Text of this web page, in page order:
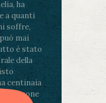
ha
a quanti
soffre,
mai
è stato
della
centinaia
persone